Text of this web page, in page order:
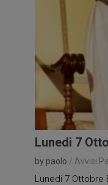
Lunedi 7
by paolo / Avvisi
Lunedi 7 Ottobre